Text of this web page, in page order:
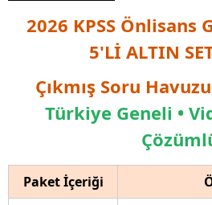
2026 KPSS Önlisans
5'Lİ ALTIN
Çıkmış Soru
Türkiye Geneli •
Paket İçeriği